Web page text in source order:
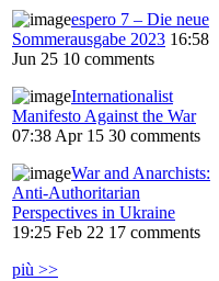
espero 7 – Die neue
Sommerausgabe 2023 16:58
Jun 25 10 comments
Internationalist
Manifesto Against the War
07:38 Apr 15 30 comments
War and Anarchists:
Anti-Authoritarian
Perspectives in Ukraine
19:25 Feb 22 17 comments
più >>